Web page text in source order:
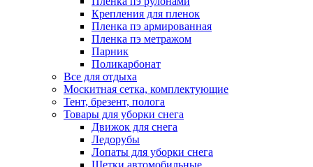
Крепления для пленок
Пленка пэ армированная
Пленка пэ метражом
Парник
Поликарбонат
Все для отдыха
Москитная сетка, комплектующие
Тент, брезент, полога
Товары для уборки снега
Движок для снега
Ледорубы
Лопаты для уборки снега
Щетки автомобильные